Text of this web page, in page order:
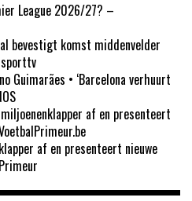
League 2026/27? –
bevestigt komst middenvelder
Guimarães • ‘Barcelona verhuurt
miljoenenklapper af en presenteert
af en presenteert nieuwe